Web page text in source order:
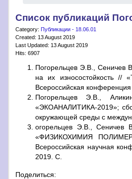
Список публикаций
Category: Публикации - 18.06.01
Created: 13 August 2019
Last Updated: 13 August 2019
Hits: 6907
Погорельцев Э.В., Сеничев
на их износостойкость //
Всероссийская
Погорельцев Э.В.,
«ЭКОАНАЛИТИКА-2019»;
окружающей среды с
огорельцев Э.В., Сеничев
«ФИЗИКОХИМИЯ
Всероссийская научная
2019. С.
Поделиться: